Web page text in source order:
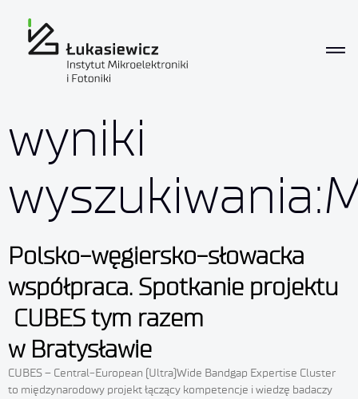
wyniki
Polsko-węgiersko-słowacka
współpraca. Spotkanie projektu
CUBES tym razem
w Bratysławie
CUBES – Central‑European (Ultra)Wide Bandgap Expertise Cluster
to międzynarodowy projekt łączący kompetencje i wiedzę badaczy